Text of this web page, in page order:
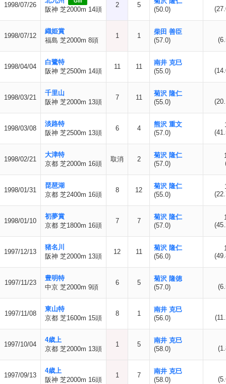
1998/07/26
阪神 芝2000m 14頭
2 5
(50.0)
1998/07/12
織姫賞
福島 芝2000m 8頭
1 1
柴田 善臣
(57.0)
1998/04/04
白鷺特
阪神 芝2500m 14頭
11 11
南井 克巳
(55.0)
1998/03/21
千里山
阪神 芝2000m 13頭
7 11
菊沢 隆仁
(55.0)
1998/03/08
淡路特
阪神 芝2500m 13頭
6 4
熊沢 重文
(57.0)
1998/02/21
大津特
京都 芝2000m 16頭
取消 2
菊沢 隆仁
(57.0)
1998/01/31
琵琶湖
京都 芝2400m 16頭
8 12
菊沢 隆仁
(55.0)
1998/01/10
初夢賞
京都 芝1800m 16頭
7 7
菊沢 隆仁
(57.0)
1997/12/13
猪名川
阪神 芝2000m 13頭
12 11
菊沢 隆仁
(56.0)
1997/11/23
豊明特
中京 芝2000m 9頭
6 5
菊沢 隆徳
(57.0)
1997/11/08
東山特
京都 芝1600m 15頭
8 1
南井 克巳
(56.0)
1997/10/04
4歳上
京都 芝2000m 13頭
1 5
南井 克巳
(58.0)
1997/09/13
4歳上
阪神 芝2000m 16頭
1 7
南井 克巳
(58.0)